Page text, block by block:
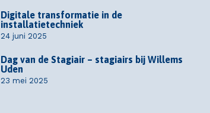
Digitale transformatie in de
installatietechniek
24 juni 2025
Dag van de Stagiair – stagiairs bij Willems
Uden
23 mei 2025